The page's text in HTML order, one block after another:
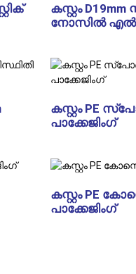
കസ്റ്റം
നോസിൽ
കസ്റ്റം PE
പാക്കേജിംഗ്
കസ്റ്റം PE
പാക്കേജിംഗ്